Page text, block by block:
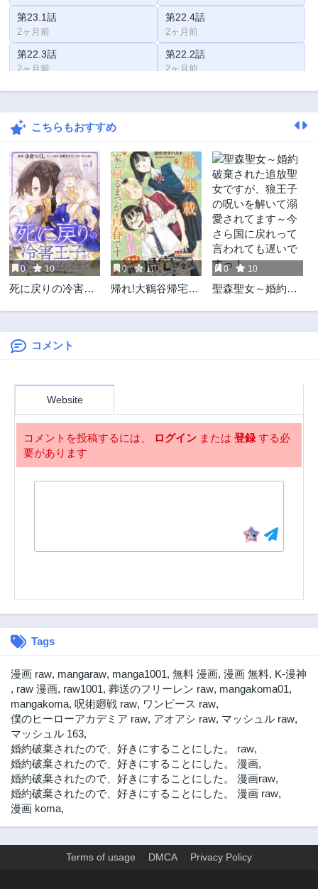
第23.1話
2ヶ月前
第22.4話
2ヶ月前
第22.3話
2ヶ月前
第22.2話
2ヶ月前
第22.1話 第21.4話
第21.3話
第21.1話
6ヶ月前
第20.4話
6ヶ月前
第20.3話
6ヶ月前
第20.2話
6ヶ月前
第20.1話
6ヶ月前
第19.3話
7ヶ月前
第19.2話
7ヶ月前
第19.1話
8ヶ月前
第18.4話 第18.3話
第18.2話
第17.3話
11ヶ月前
第17.1話
2ヶ月前
第16.4話
2ヶ月前
第16.3話
1年前 1年前
第14.1話
第13.3話
1年前
第13.2話
1年前
第13.1話
1年前
第12.3話
第12.2話
2年前
第12.1話
2年前
第11.4話
2年前
第11.3話
2年前 2年前
こちらもおすすめ
0 10
死に戻りの冷害王
は不器用な侯爵令
嬢の祈りでした～
0 10
帰れ!大鶴谷帰宅倶
0 10
聖森聖女～婚約破
呪いを解いて溺愛
コメント
Website
コメントを投稿するには、 ログイン または 登録する必
要があります
Tags
漫画 raw, mangaraw, manga1001, 無料 漫画, 漫画 無料, K-漫神
, raw 漫画, raw1001, 葬送のフリーレン raw, mangakoma01,
mangakoma, 呪術廻戦 raw, ワンピース raw,
僕のヒーローアカデミア raw, アオアシ raw, マッシュル raw,
マッシュル 163,
婚約破棄されたので、好きにすることにした。 raw,
婚約破棄されたので、好きにすることにした。 漫画,
婚約破棄されたので、好きにすることにした。 漫画raw,
婚約破棄されたので、好きにすることにした。 漫画 raw,
漫画 koma,
Terms of usage DMCA Privacy Policy